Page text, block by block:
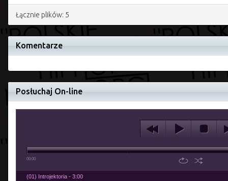
Łącznie plików: 5
Komentarze
Posłuchaj On-line
00:00
(01) Introjektoria - 3:00